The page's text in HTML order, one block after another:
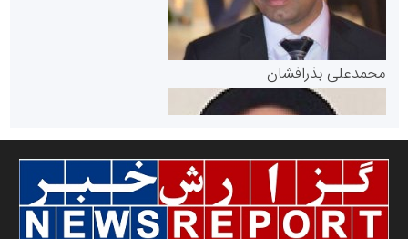
پایگاه خبری گفتمان یزد
سازمان صنعت،معدن و تجارت
محمدعلی بذرافشان